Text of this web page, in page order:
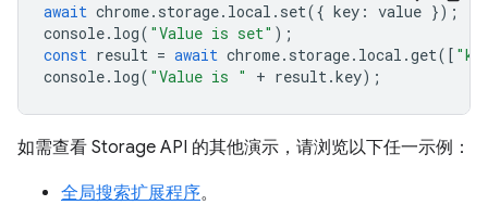
await chrome. storage. local . set({ key : value });
console. log( "Value is set" );
const result = await chrome. storage. local .get([
console. log( "Value is " + result.key);
如需查看 Storage API 的其他演示，请浏览以下任一示例：
全局搜索扩展程序。